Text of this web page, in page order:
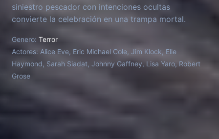
siniestro pescador con intenciones ocultas
convierte la celebración en una trampa mortal.
implacable depredador humano, los asistentes a la
boda deben luchar por sobrevivir mientras afloran
secretos y se rompen lealtades. A medida que los
recién casados son llevados al límite, se ven
para determinar quién vive, quién muere y quién
Genero: Terror
Actores: Alice Eve, Eric Michael Cole, Jim Klock, Elle
Haymond, Sarah Siadat, Johnny Gaffney, Lisa Yaro, Robert
Grose